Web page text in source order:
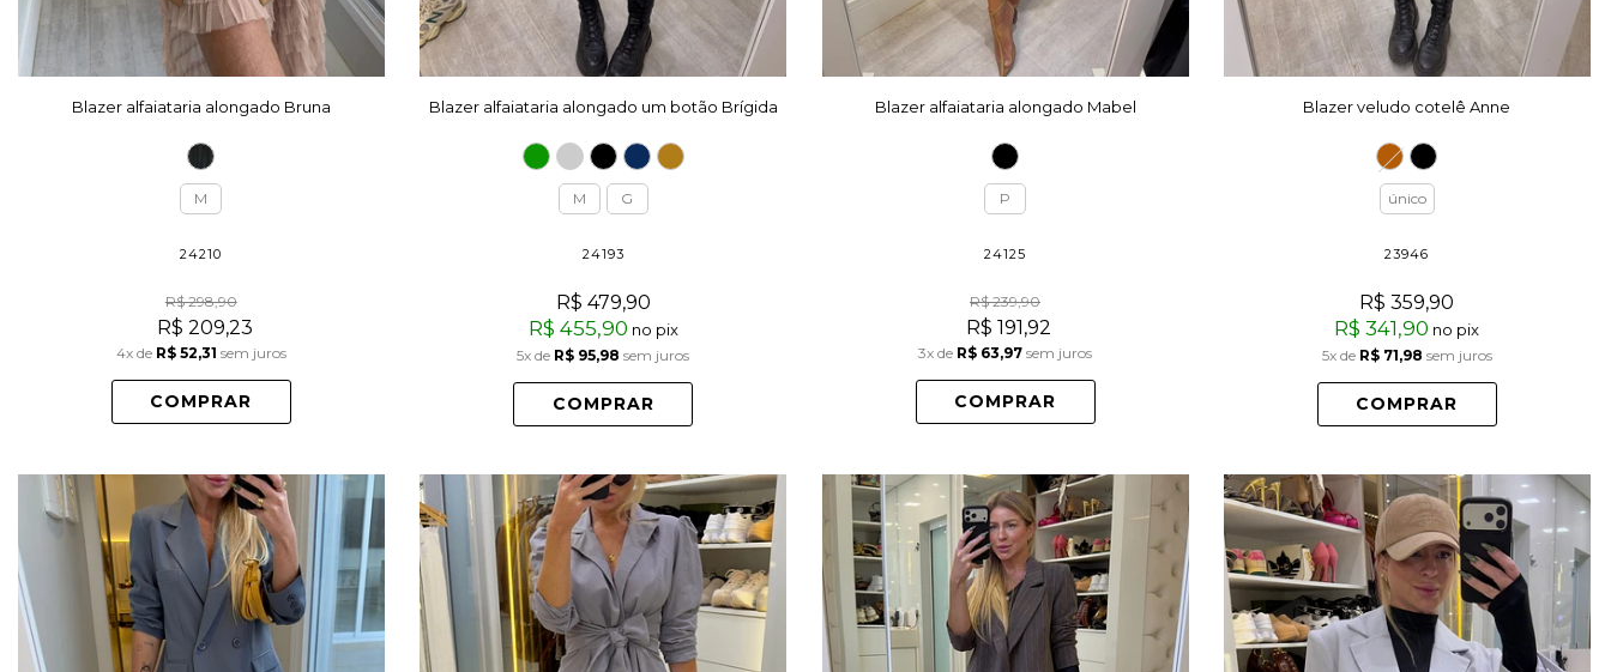
Blazer alfaiataria alongado Bruna
M
24210
R$ 298,90
R$ 209,23
4xde R$ 52,31 sem juros
COMPRAR
Blazer alfaiataria alongado um botão Brígida
M G
24193
R$ 479,90
R$ 455,90 no pix
5x de R$ 95,98 sem juros
COMPRAR
Blazer alfaiataria alongado Mabel
P
24125
R$ 239,90
R$ 191,92
3x de R$ 63,97 sem juros
COMPRAR
Blazer veludo cotelê Anne
único
23946
R$ 359,90
R$ 341,90 no pix
5xde R$ 71,98 sem juros
COMPRAR